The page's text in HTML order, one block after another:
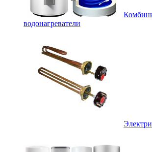
водонагреватели